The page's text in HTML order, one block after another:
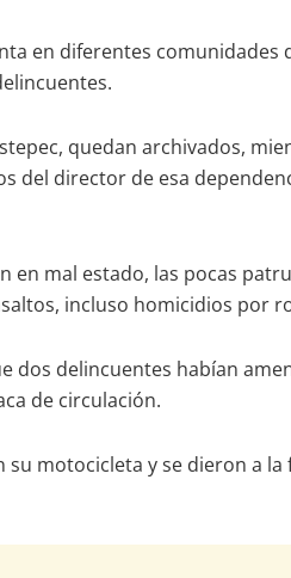
en diferentes
quedan archivados,
director de esa
mal estado, las pocas
incluso homicidios por
delincuentes habían
de circulación.
motocicleta y se dieron a